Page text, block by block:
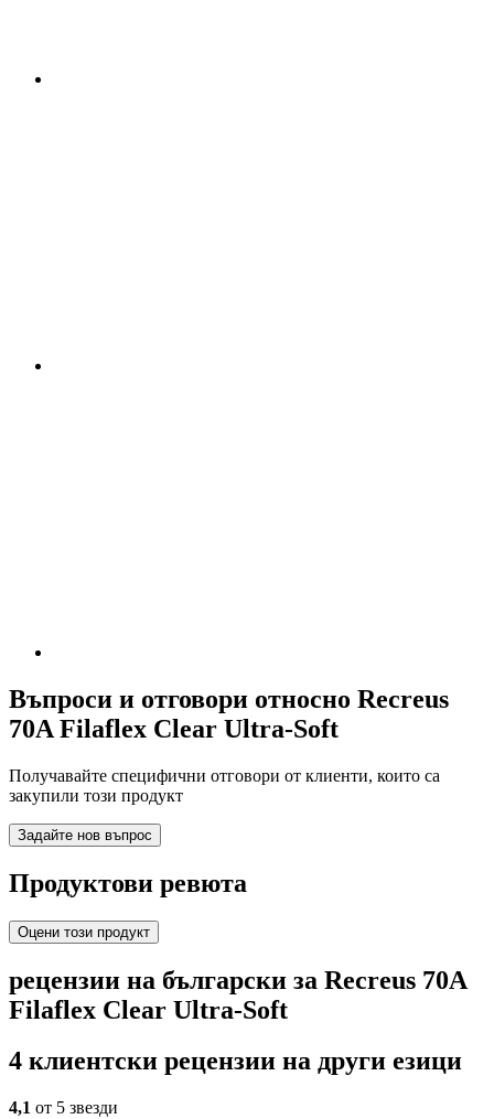
Въпроси и отговори относно Recreus
70A Filaflex Clear Ultra-Soft
Получавайте специфични отговори от клиенти, които са
закупили този продукт
Задайте нов въпрос
Продуктови ревюта
Оцени този продукт
рецензии на български за Recreus 70A
Filaflex Clear Ultra-Soft
4 клиентски рецензии на други езици
4,1 от 5 звезди